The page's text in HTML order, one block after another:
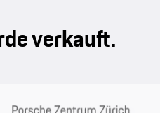
verkauft.